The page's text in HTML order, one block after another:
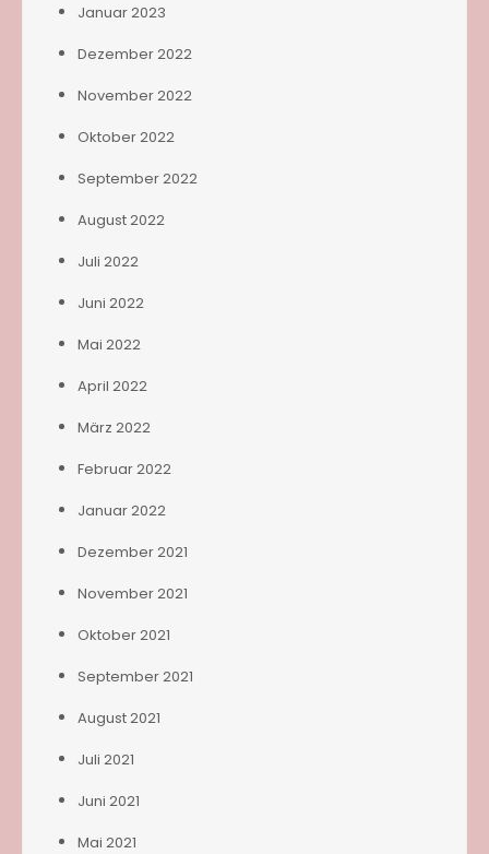
Januar 2023
Dezember 2022
November 2022
Oktober 2022
September 2022
August 2022
Juli 2022
Juni 2022
Mai 2022
April 2022
März 2022
Februar 2022
Januar 2022
Dezember 2021
November 2021
Oktober 2021
September 2021
August 2021
Juli 2021
Juni 2021
Mai 2021